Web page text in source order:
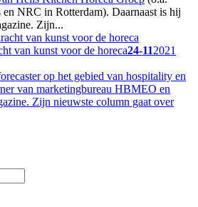
NRC in Rotterdam). Daarnaast is hij
Zijn...
van kunst voor de horeca24-112021
op het gebied van hospitality en
van marketingbureau HBMEO en
Zijn nieuwste column gaat over